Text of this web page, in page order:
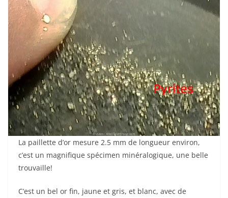
La paillette d’or mesure 2.5 mm de longueur environ,
c’est un magnifique spécimen minéralogique, une belle
trouvaille!
C’est un bel or fin, jaune et gris, et blanc, avec de